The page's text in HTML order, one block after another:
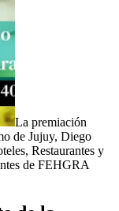
La premiación
de Jujuy, Diego
Restaurantes y
de FEHGRA